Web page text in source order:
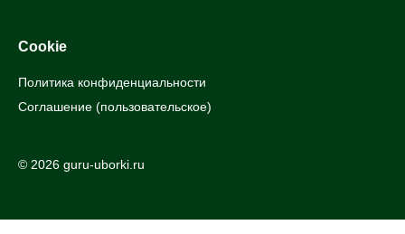
Cookie
Политика конфиденциальности
Соглашение (пользовательское)
© 2026 guru-uborki.ru